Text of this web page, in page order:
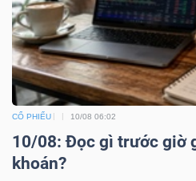
CỔ PHIẾU 10/08 06:02
10/08: Đọc gì trước giờ
khoán?